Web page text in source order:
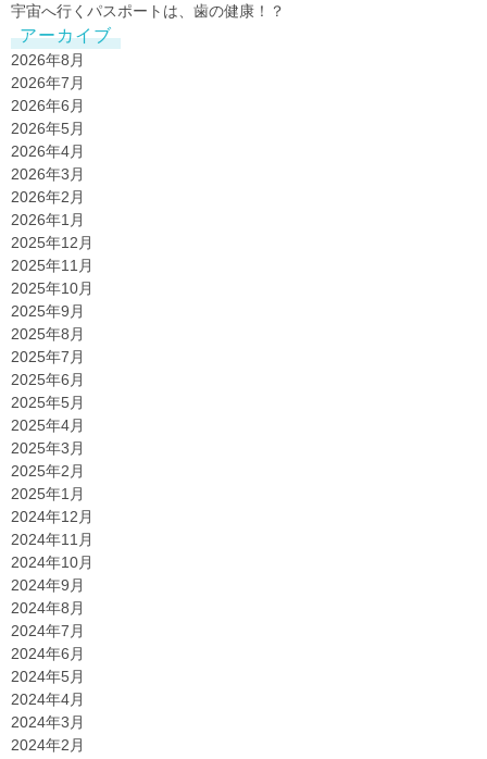
宇宙へ行くパスポートは、歯の健康！？
アーカイブ
2026年8月
2026年7月
2026年6月
2026年5月
2026年4月
2026年3月
2026年2月
2026年1月
2025年12月
2025年11月
2025年10月
2025年9月
2025年8月
2025年7月
2025年6月
2025年5月
2025年4月
2025年3月
2025年2月
2025年1月
2024年12月
2024年11月
2024年10月
2024年9月
2024年8月
2024年7月
2024年6月
2024年5月
2024年4月
2024年3月
2024年2月